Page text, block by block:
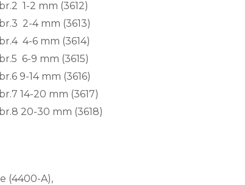
1-2 mm (3612)
2-4 mm (3613)
4-6 mm (3614)
6-9 mm (3615)
9-14 mm (3616)
14-20 mm (3617)
20-30 mm (3618)
(4400-A),